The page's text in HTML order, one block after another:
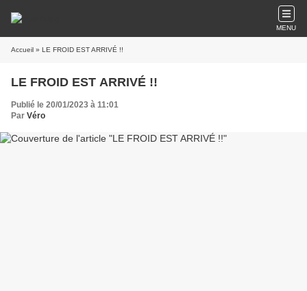
MENU
Accueil » LE FROID EST ARRIVÉ !!
LE FROID EST ARRIVÉ !!
Publié le 20/01/2023 à 11:01
Par Véro